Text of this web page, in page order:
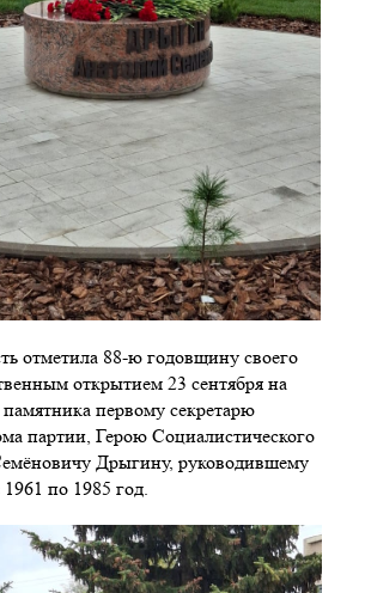
отметила 88-ю годовщину своего
открытием 23 сентября на
первому секретарю
партии, Герою Социалистического
Дрыгину, руководившему
по 1985 год.